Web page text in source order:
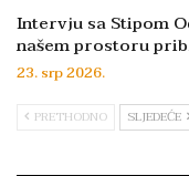
Intervju sa Stipom
našem prostoru
23. srp 2026.
PRETHODNO SLJEDEĆE